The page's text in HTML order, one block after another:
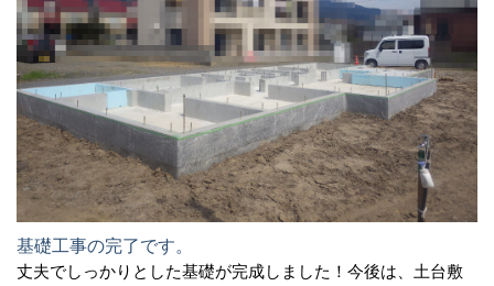
基礎工事の完了です。
丈夫でしっかりとした基礎が完成しました！今後は、土台敷